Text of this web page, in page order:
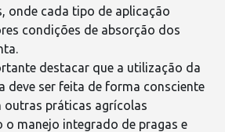
onde cada tipo de aplicação
condições de absorção dos
destacar que a utilização da
deve ser feita de forma consciente
outras práticas agrícolas
o manejo integrado de pragas e